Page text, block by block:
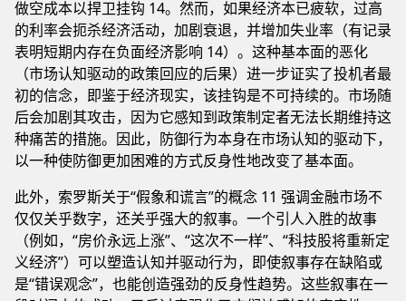
做空成本以捍卫挂钩 14。然而，如果经济本已疲软，过高
的利率会扼杀经济活动，加剧衰退，并增加失业率（有记录
表明短期内存在负面经济影响 14）。这种基本面的恶化
（市场认知驱动的政策回应的后果）进一步证实了投机者最
初的信念，即鉴于经济现实，该挂钩是不可持续的。市场随
后会加剧其攻击，因为它感知到政策制定者无法长期维持这
种痛苦的措施。因此，防御行为本身在市场认知的驱动下，
以一种使防御更加困难的方式反身性地改变了基本面。
此外，索罗斯关于“假象和谎言”的概念 11 强调金融市场不
仅仅关乎数字，还关乎强大的叙事。一个引人入胜的故事
（例如，“房价永远上涨”、“这次不一样”、“科技股将重新定
义经济”）可以塑造认知并驱动行为，即使叙事存在缺陷或
是“错误观念”，也能创造强劲的反身性趋势。这些叙事在一